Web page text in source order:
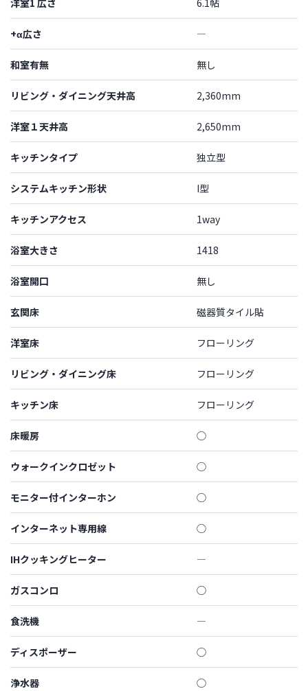
洋室1 広さ 6.1帖
+α広さ ―
和室有無 無し
リビング・ダイニング天井高 2,360mm
洋室１天井高 2,650mm
キッチンタイプ 独立型
システムキッチン形状 I型
キッチンアクセス 1way
浴室大きさ 1418
浴室開口 無し
玄関床 磁器質タイル貼
洋室床 フローリング
リビング・ダイニング床 フローリング
キッチン床 フローリング
床暖房 ◯
ウォークインクロゼット ◯
モニター付インターホン ◯
インターネット専用線 ◯
IHクッキングヒーター ―
ガスコンロ ◯
食洗機 ―
ディスポーザー ◯
浄水器 ◯